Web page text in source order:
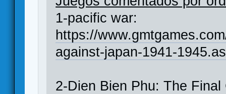
1-pacific war:
https://
against-japan-1941-
2-Dien Bien Phu: The Final